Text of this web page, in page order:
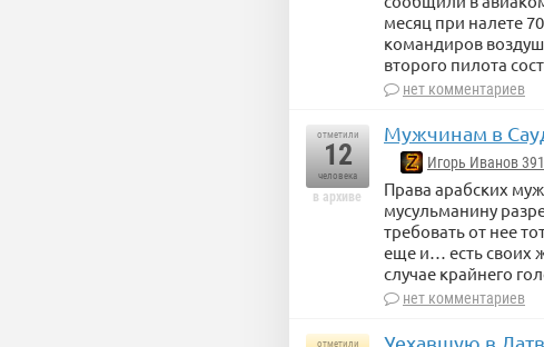
месяц при налете
командиров
второго пилота
нет комментариев
отметили
12
человека
в архиве
Мужчинам в
Игорь Иванов
Права арабских
мусульманину
требовать от нее
еще и… есть своих
случае крайнего
нет комментариев
отметили Уехавшую в